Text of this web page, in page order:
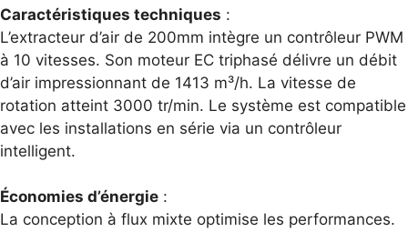
Caractéristiques techniques :
L’extracteur d’air de 200mm intègre un contrôleur PWM
à 10 vitesses. Son moteur EC triphasé délivre un débit
d’air impressionnant de 1413 m³/h. La vitesse de
rotation atteint 3000 tr/min. Le système est compatible
avec les installations en série via un contrôleur
intelligent.
Économies d’énergie :
La conception à flux mixte optimise les performances.